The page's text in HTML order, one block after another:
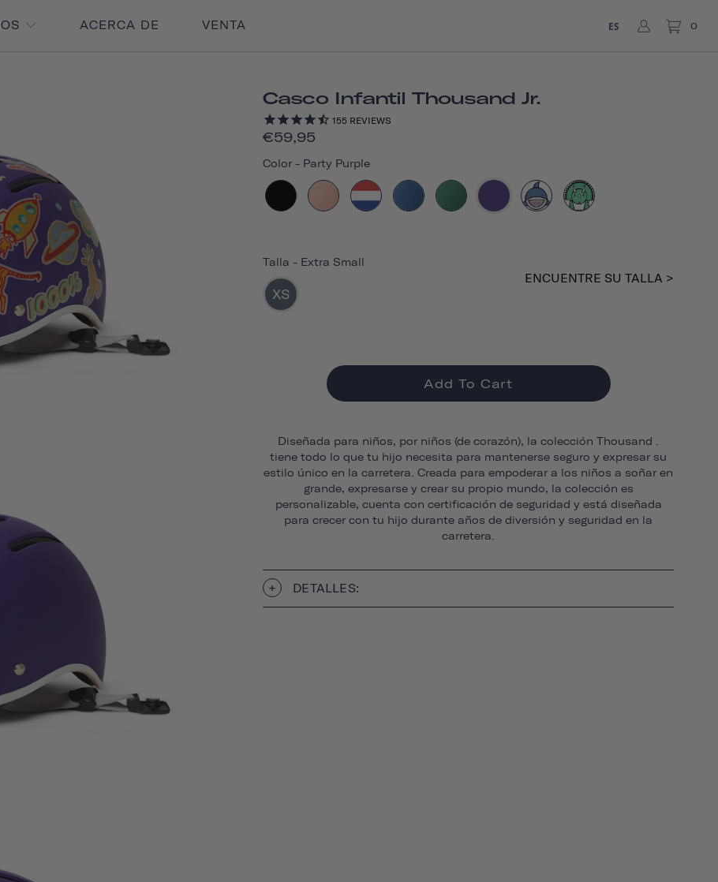
ACERCA DE VENTA ES 0
Casco Infantil Thousand Jr.
155 REVIEWS
€59,95
Color - Party Purple
Talla - Extra Small
XS
ENCUENTRE SU TALLA >
Add To Cart
Diseñada para niños, por niños (de corazón), la colección Thousand .
tiene todo lo que tu hijo necesita para mantenerse seguro y expresar su
estilo único en la carretera. Creada para empoderar a los niños a soñar en
grande, expresarse y crear su propio mundo, la colección es
personalizable, cuenta con certificación de seguridad y está diseñada
para crecer con tu hijo durante años de diversión y seguridad en la
carretera.
DETALLES: